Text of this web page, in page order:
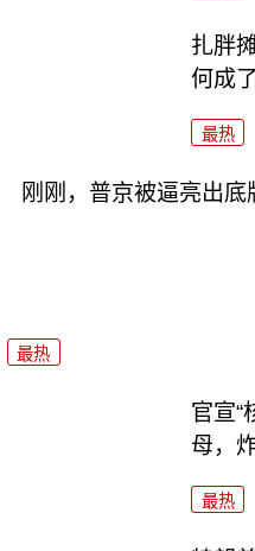
扎胖
何成
最热
刚刚，普京被逼亮出底
最热
官宣“
母，
最热